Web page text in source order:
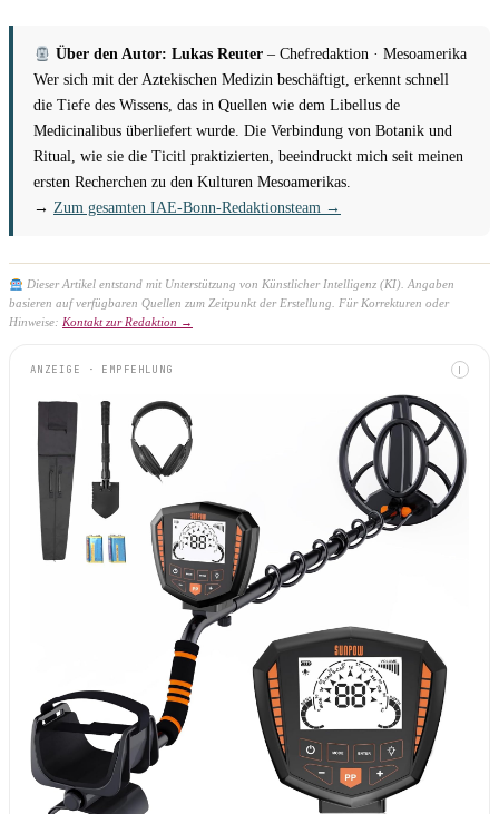
Über den Autor: Lukas Reuter– Chefredaktion · Mesoamerika
Wer sich mit der Aztekischen Medizin beschäftigt, erkennt schnell
die Tiefe des Wissens, das in Quellen wie dem Libellus de
Medicinalibus überliefert wurde. Die Verbindung von Botanik und
Ritual, wie sie die Ticitl praktizierten, beeindruckt mich seit meinen
ersten Recherchen zu den Kulturen Mesoamerikas.
→ Zum gesamten IAE-Bonn-Redaktionsteam →
Dieser Artikel entstand mit Unterstützung von Künstlicher Intelligenz (KI). Angaben
basieren auf verfügbaren Quellen zum Zeitpunkt der Erstellung. Für Korrekturen oder
Hinweise: Kontakt zur Redaktion →
ANZEIGE · EMPFEHLUNG I